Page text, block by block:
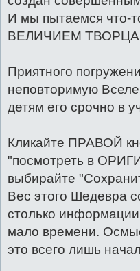
И мы пытаемся что-
ВЕЛИЧИЕМ
Приятного
неповторимую
детям его срочно в
Кликайте ПРАВОЙ
"посмотреть в
выбирайте
Вес этого Шедевра
столько
мало времени.
это всего лишь